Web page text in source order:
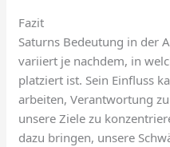
Fazit
Saturns Bedeutung in der
variiert je nachdem, in
platziert ist. Sein Einfluss
arbeiten, Verantwortung
unsere Ziele zu
dazu bringen, unsere